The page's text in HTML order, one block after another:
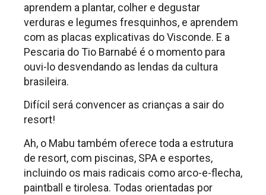
aprendem a plantar, colher e degustar
verduras e legumes fresquinhos, e aprendem
com as placas explicativas do Visconde. E a
Pescaria do Tio Barnabé é o momento para
ouvi-lo desvendando as lendas da cultura
brasileira.
Difícil será convencer as crianças a sair do
resort!
Ah, o Mabu também oferece toda a estrutura
de resort, com piscinas, SPA e esportes,
incluindo os mais radicais como arco-e-flecha,
paintball e tirolesa. Todas orientadas por